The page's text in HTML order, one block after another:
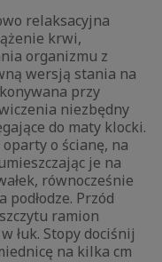
relaksacyjna
krwi,
organizmu z
wersją stania na
przy
niezbędny
do maty klocki.
oparty o ścianę, na
je na
równocześnie
podłodze. Przód
ramion
łuk. Stopy dociśnij
na kilka cm